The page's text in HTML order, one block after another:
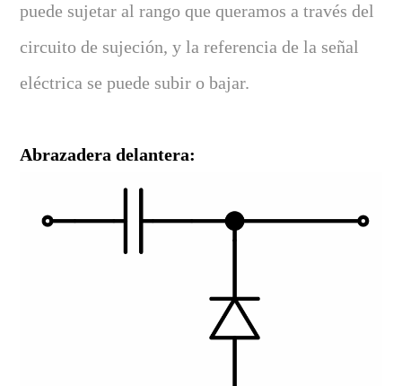
puede sujetar al rango que queramos a través del
circuito de sujeción, y la referencia de la señal
eléctrica se puede subir o bajar.
Abrazadera delantera: